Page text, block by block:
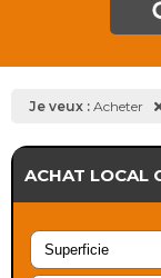
Je veux : Acheter
ACHAT LOCAL